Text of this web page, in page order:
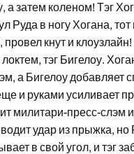
а затем коленом! Тэг
Руда в ногу Хогана, тот
провел кнут и
тэг Бигелоу.
а Бигелоу добавляет
и руками усиливает
милитари-пресс-слэм
удар из прыжка, но
в свой угол, и тэг